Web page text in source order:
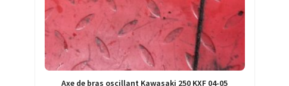
Axe de bras oscillant Kawasaki 250 KXF 04-05